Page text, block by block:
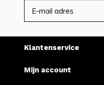
Klantenservice
Mijn account